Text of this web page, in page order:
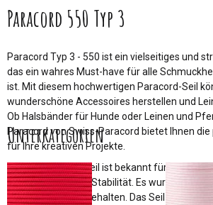
Paracord 550 Typ 3
Paracord Typ 3 - 550 ist ein vielseitiges und
das ein wahres Must-have für alle
ist. Mit diesem hochwertigen Paracord-Seil
wunderschöne Accessoires herstellen und
Ob Halsbänder für Hunde oder Leinen und
Paracord von Swiss-Paracord bietet Ihnen
für Ihre kreativen Projekte.
Dieses Paracord-Seil ist bekannt für seine
Reißfestigkeit und Stabilität. Es wurde einem
lbs / 249 kg standgehalten. Das Seil weist
Unterkategorien